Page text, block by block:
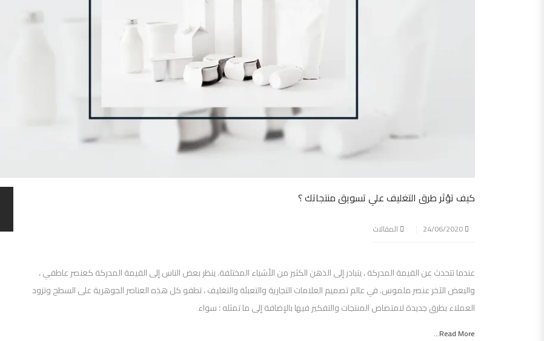
كيف تؤثر طرق التغليف علي تسويق منتجاتك ؟
المقالات
عندما تتحدث عن القيمة المدركة ، يتبادر إلى الذهن الكثير من الأشياء المختلفة. ينظر بعض الناس إلى القيمة المدركة كعنصر عاطفي ،
والبعض الآخر عنصر ملموس. في عالم تصميم العلامات التجارية والتعبئة والتغليف ، تطفو كل هذه العناصر الجوهرية على السطح وتزود
العملاء بطرق جديدة لامتصاص المنتجات والتفكير فيها بالإضافة إلى ما تمثله ؛ سواء
Read More...